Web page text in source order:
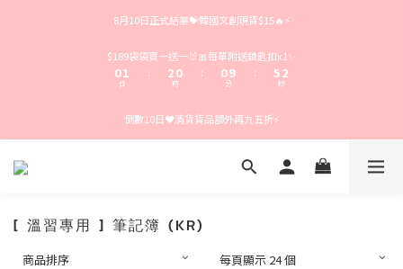
8月10日正式結業💝韓國文創現貨$15🔥⚡️
$189袋袋買一送一🐰🎀每單附送鎖匙扣x1✨
3
1
0
4
2
1
0
日
:
5
3
2
1
3
1
0
時
:
3
1
09
8
6
5
分
:
8
6
5
4
2
1
5
3
2
1
秒
倒數10日❤️清貨貨品額外再九五折⚡️
[ 溫習專用 ] 筆記簿 (KR)
商品排序 每頁顯示 24 個